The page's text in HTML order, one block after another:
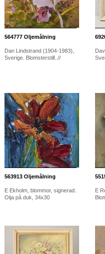
564777 Oljemålning
Dan Lindstrand (1904-1983),
Sverige. Blomsterstill..//
563913 Oljemålning
E Ekholm, blommor, signerad.
Olja på duk, 34x30
E